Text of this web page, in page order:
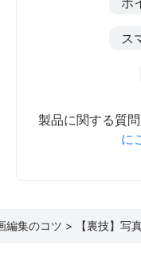
ス
製品に関する質
に
編集のコツ > 【裏技】写